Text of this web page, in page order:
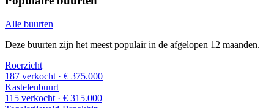
Alle buurten
Deze buurten zijn het meest populair in de afgelopen 12 maanden.
Roerzicht
187 verkocht · € 375.000
Kastelenbuurt
115 verkocht · € 315.000